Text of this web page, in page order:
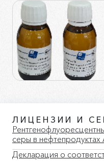
ЛИЦЕНЗИИ И
серы в
Декларация о